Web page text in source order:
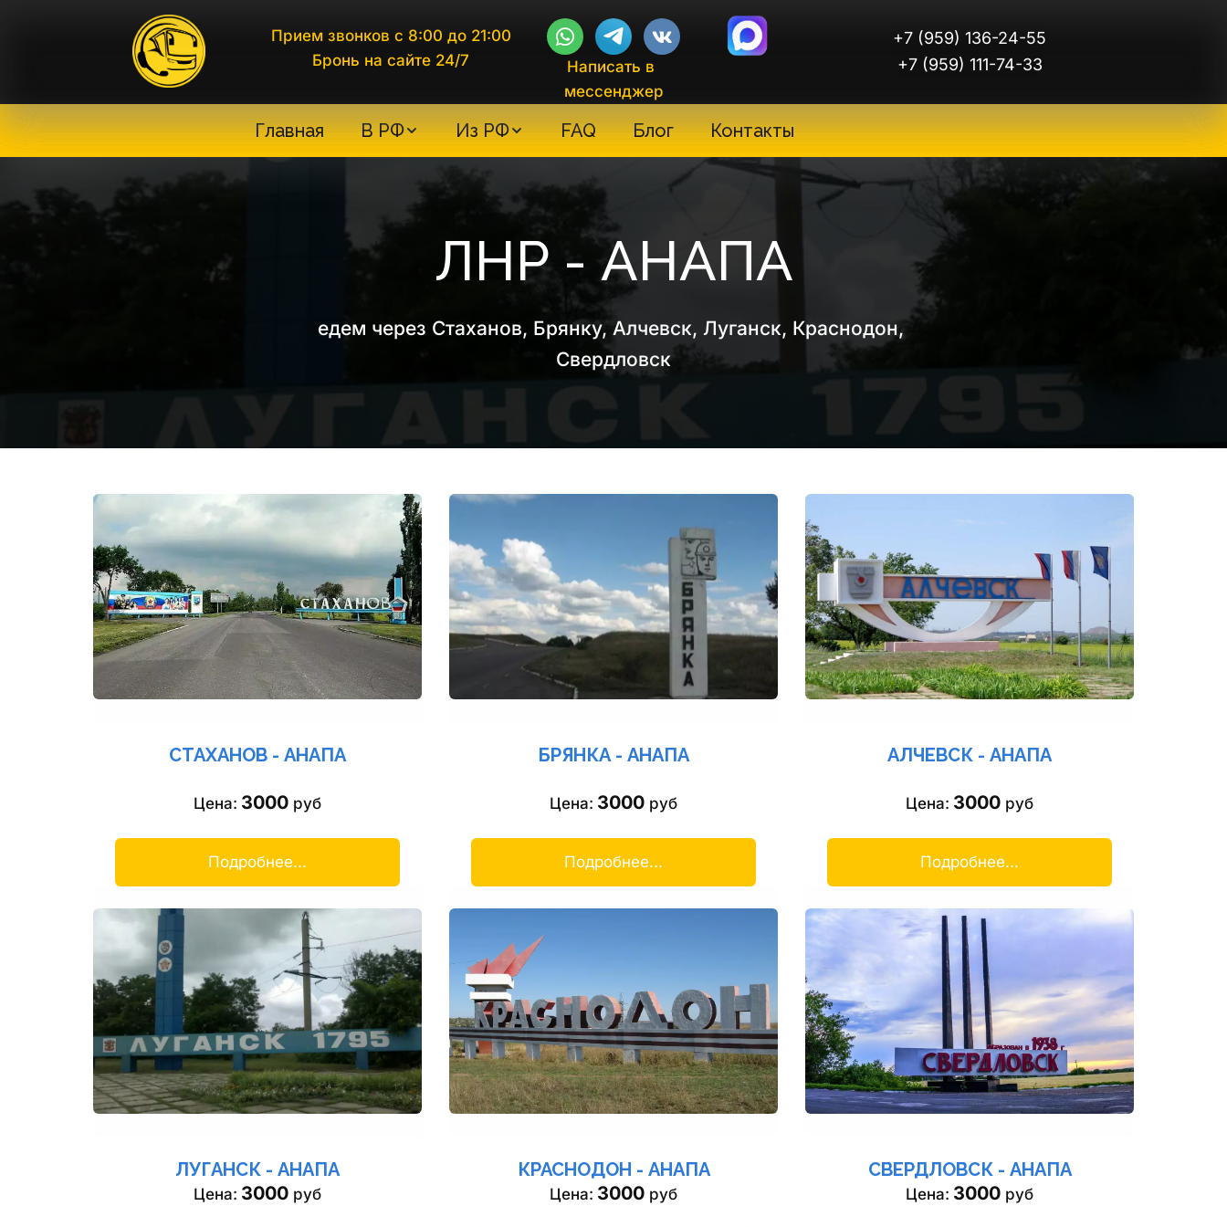
Прием звонков с 8:00 до 21:00
Бронь на сайте 24/7
Написать в
мессенджер
+7 (959) 136-24-55
+7 (959) 111-74-33
Главная В РФ Из РФ FAQ Блог Контакты
ЛНР - АНАПА
едем через Стаханов, Брянку, Алчевск, Луганск, Краснодон,
Свердловск
СТАХАНОВ - АНАПА
Цена: 3000 руб
Подробнее...
БРЯНКА - АНАПА
Цена: 3000 руб
Подробнее...
АЛЧЕВСК - АНАПА
Цена: 3000 руб
Подробнее...
ЛУГАНСК - АНАПА
Цена: 3000 руб
КРАСНОДОН - АНАПА
Цена: 3000 руб
СВЕРДЛОВСК - АНАПА
Цена: 3000 руб